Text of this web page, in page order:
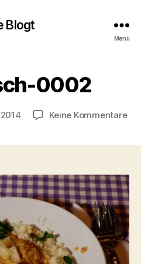
Blogt
Menü
0002
Keine Kommentarezu